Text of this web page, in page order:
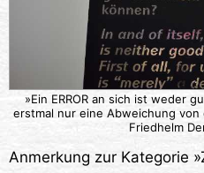
»Ein ERROR an sich ist weder
erstmal nur eine Abweichung
Friedhelm
Anmerkung zur Kategorie »